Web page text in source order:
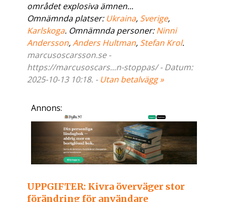
området explosiva ämnen...
Omnämnda platser: Ukraina, Sverige,
Karlskoga. Omnämnda personer:Ninni
Andersson,Anders Hultman, Stefan Krol.
marcusoscarsson.se -
https://marcusoscars...n-stoppas/ - Datum:
2025-10-13 10:18. - Utan betalvägg »
Annons:
UPPGIFTER: Kivra överväger stor
förändring för användare